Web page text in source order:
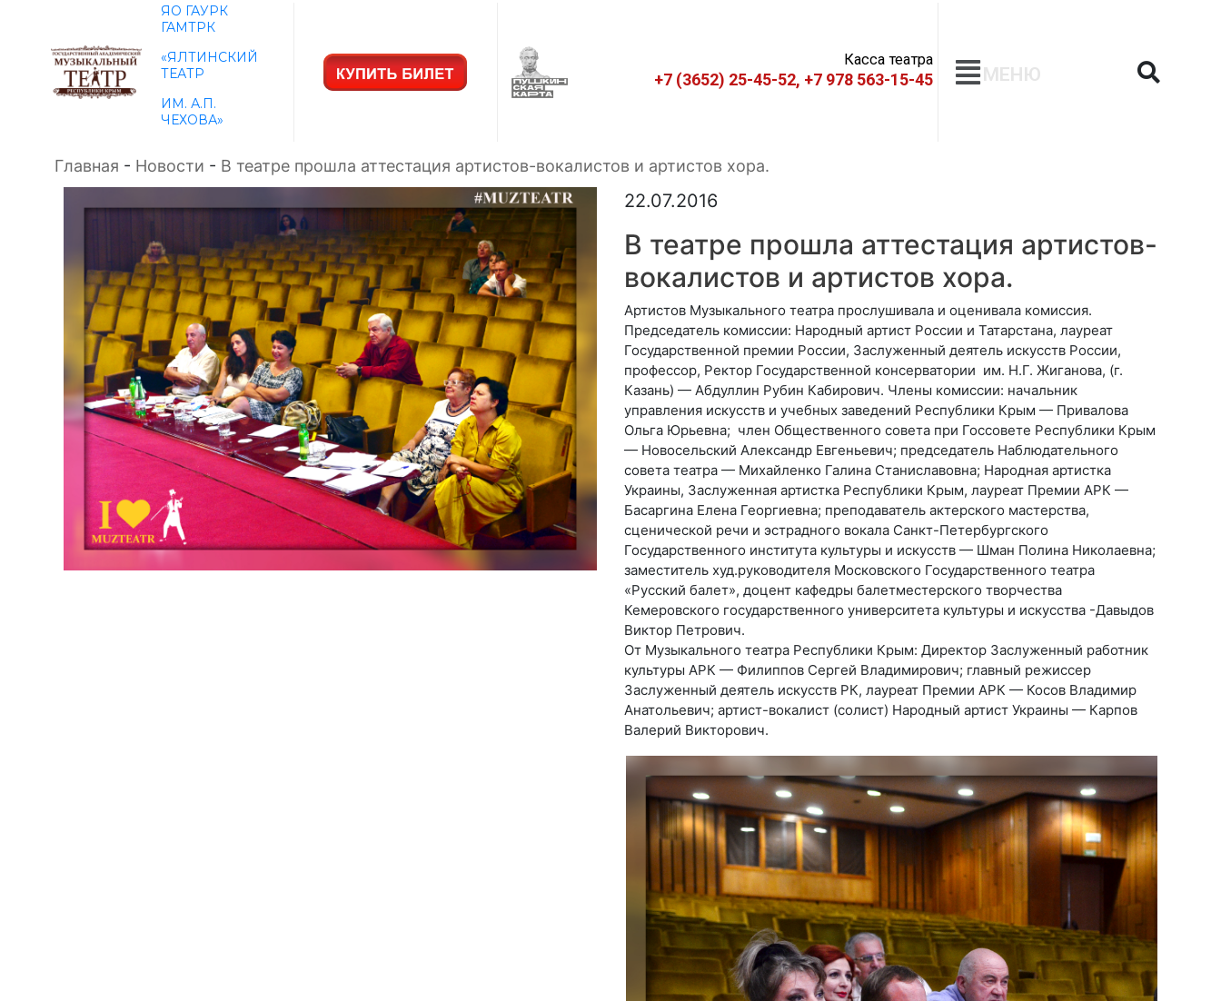
ЯО ГАУРК
ГАМТРК
«ЯЛТИНСКИЙ
ТЕАТР
ИМ. А.П.
ЧЕХОВА»
Касса театра
+7 (3652) 25-45-52, +7 978 563-15-45 МЕНЮ
Главная - Новости - В театре прошла аттестация артистов-вокалистов и артистов хора.
22.07.2016
В театре прошла аттестация артистов-
вокалистов и артистов хора.
Артистов Музыкального театра прослушивала и оценивала комиссия.
Председатель комиссии: Народный артист России и Татарстана, лауреат
Государственной премии России, Заслуженный деятель искусств России,
профессор, Ректор Государственной консерватории им. Н.Г. Жиганова, (г.
Казань) — Абдуллин Рубин Кабирович. Члены комиссии: начальник
управления искусств и учебных заведений Республики Крым — Привалова
Ольга Юрьевна; член Общественного совета при Госсовете Республики Крым
— Новосельский Александр Евгеньевич; председатель Наблюдательного
совета театра — Михайленко Галина Станиславовна; Народная артистка
Украины, Заслуженная артистка Республики Крым, лауреат Премии АРК —
Басаргина Елена Георгиевна; преподаватель актерского мастерства,
сценической речи и эстрадного вокала Санкт-Петербургского
Государственного института культуры и искусств — Шман Полина Николаевна;
заместитель худ.руководителя Московского Государственного театра
«Русский балет», доцент кафедры балетместерского творчества
Кемеровского государственного университета культуры и искусства -Давыдов
Виктор Петрович.
От Музыкального театра Республики Крым: Директор Заслуженный работник
культуры АРК — Филиппов Сергей Владимирович; главный режиссер
Заслуженный деятель искусств РК, лауреат Премии АРК — Косов Владимир
Анатольевич; артист-вокалист (солист) Народный артист Украины — Карпов
Валерий Викторович.